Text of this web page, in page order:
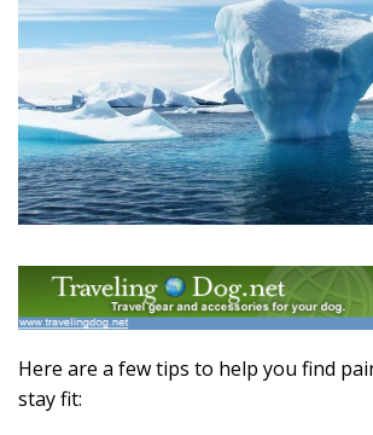
Here are a few tips to help you find
stay fit: